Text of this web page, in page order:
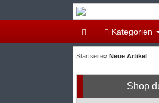
Kategorien
Startseite» Neue Artikel
Shop